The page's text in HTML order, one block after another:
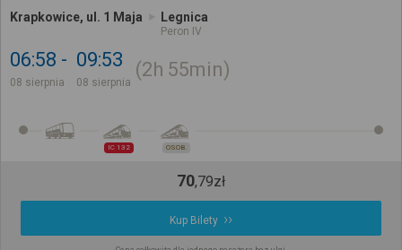
Krapkowice, ul. 1 Maja Legnica
Peron IV
06:58
08 sierpnia
09:53
08 sierpnia
2h 55min
IC 132 OSOB.
70,79zł
Kup Bilety